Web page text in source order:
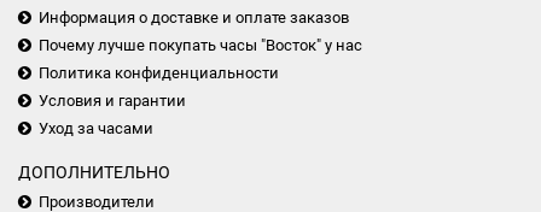
Информация о доставке и оплате заказов
Почему лучше покупать часы "Восток" у нас
Политика конфиденциальности
Условия и гарантии
Уход за часами
ДОПОЛНИТЕЛЬНО
Производители